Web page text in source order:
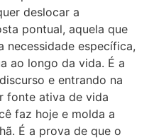
deslocar a
pontual, aquela que
necessidade específica,
ao longo da vida. É a
e entrando na
fonte ativa de vida
faz hoje e molda a
É a prova de que o